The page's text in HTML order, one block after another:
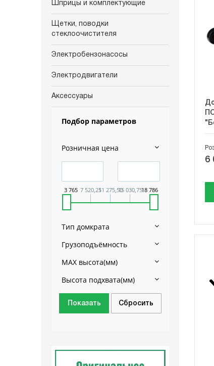
Шприцы и комплектующие
Щетки, поводки
стеклоочистителя
Электробензонасосы
Электродвигатели
Аксессуары
Подбор параметров
Розничная цена
3 765 7 520,2511 275,5015 030,7518 786
Тип домкрата
Грузоподъёмность
MAX высота(мм)
Высота подхвата(мм)
6